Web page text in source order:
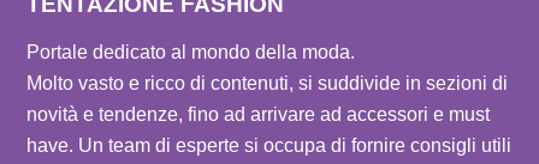
Portale dedicato al mondo della moda.
Molto vasto e ricco di contenuti, si suddivide in sezioni di
novità e tendenze, fino ad arrivare ad accessori e must
have. Un team di esperte si occupa di fornire consigli utili